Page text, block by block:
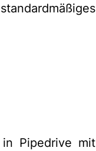
Pipedrive mit